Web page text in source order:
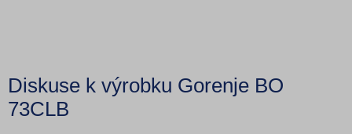
Diskuse k výrobku Gorenje BO
73CLB